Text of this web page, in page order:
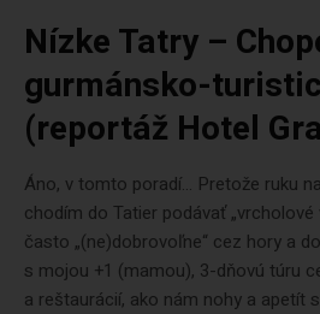
Nízke Tatry –
gurmánsko-
(reportáž Hotel
Áno, v tomto poradí… Pretože ruku
chodím do Tatier podávať „vrcholové
často „(ne)dobrovoľne“ cez hory a
s mojou +1 (mamou), 3-dňovú túru
a reštaurácií, ako nám nohy a apetít